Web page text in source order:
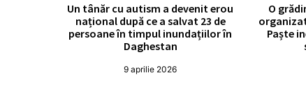
Un tânăr cu autism a devenit erou
național după ce a salvat 23 de
persoane în timpul inundațiilor în
Daghestan
9 aprilie 2026
O
Paște